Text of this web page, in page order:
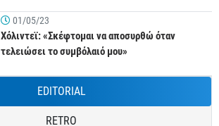
01/05/23
Χόλιντεϊ: «Σκέφτομαι να αποσυρθώ όταν
τελειώσει το συμβόλαιό μου»
EDITORIAL
RETRO